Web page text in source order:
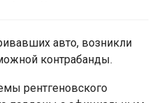
авто, возникли
контрабанды.
рентгеновского